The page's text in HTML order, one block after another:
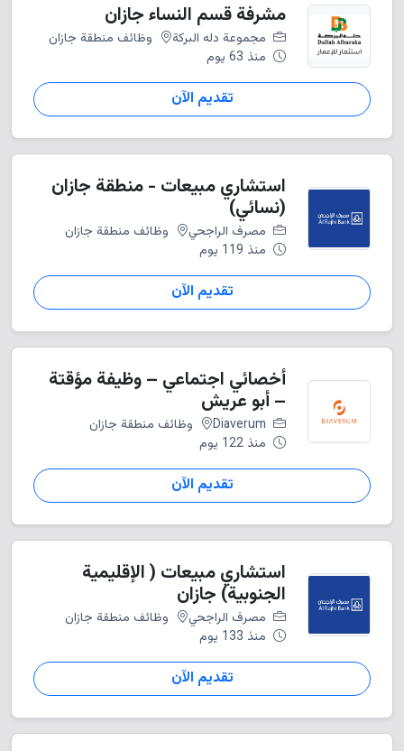
مشرفة قسم النساء جازان
مجموعة دله البركة
وظائف منطقة جازان
منذ 63 يوم
تقديم الآن
استشاري مبيعات - منطقة جازان
(نسائي)
مصرف الراجحي
وظائف منطقة جازان
منذ 119 يوم
تقديم الآن
أخصائي اجتماعي – وظيفة مؤقتة
– أبو عريش
Diaverum
وظائف منطقة جازان
منذ 122 يوم
تقديم الآن
استشاري مبيعات ( الإقليمية
الجنوبية) جازان
مصرف الراجحي
وظائف منطقة جازان
منذ 133 يوم
تقديم الآن